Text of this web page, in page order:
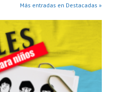
Más entradas en Destacadas »